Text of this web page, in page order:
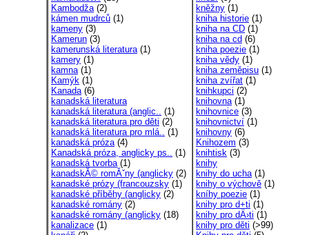
Kambodža(2)
kámen mudrců (1)
kameny (3)
Kamerun (3)
kamerunská literatura(1)
kamery (1)
kamna(1)
Kamýk (1)
Kanada(6)
kanadská literatura
kanadská literatura (anglic.. (1)
kanadská literatura pro děti (2)
kanadská literatura pro mlá.. (1)
kanadská próza(4)
Kanadská próza, anglicky ps.. (1)
kanadská tvorba(1)
kanadskĂ© romĂˇny (anglicky (2)
kanadské prózy (francouzsky (1)
kanadské příběhy (anglicky (2)
kanadské romány (2)
kanadské romány (anglicky (18)
kanalizace (1)
kněžny (1)
kniha historie (1)
kniha na CD (1)
kniha na cd (6)
kniha poezie (1)
kniha vědy (1)
kniha zeměpisu (1)
kniha zvířat (1)
knihkupci (2)
knihovna(1)
knihovnice (3)
knihovnictví (1)
knihovny (6)
Knihozem (3)
knihtisk (3)
knihy
knihy do ucha(1)
knihy o výchově (1)
kníhy poezie (1)
knihy pro d+ti (1)
knihy pro dÄ›ti (1)
knihy pro děti (>99)